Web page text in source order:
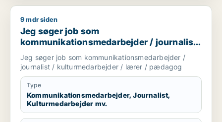
Jeg søger job som kommunikationsmedarbejder /
9 mdr siden
Jeg søger job som
kommunikationsmedarbejder / journalist
/ kulturmedarbejder / lærer / pædagog
Jeg søger job som kommunikationsmedarbejder /
journalist / kulturmedarbejder / lærer / pædagog
Type
Kommunikationsmedarbejder, Journalist,
Kulturmedarbejder mv.